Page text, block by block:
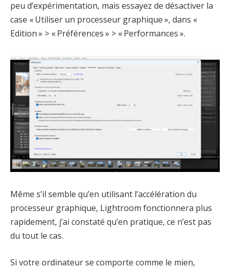
peu d’expérimentation, mais essayez de désactiver la
case « Utiliser un processeur graphique », dans «
Edition » > « Préférences » > « Performances ».
Même s’il semble qu’en utilisant l’accélération du
processeur graphique, Lightroom fonctionnera plus
rapidement, j’ai constaté qu’en pratique, ce n’est pas
du tout le cas.
Si votre ordinateur se comporte comme le mien,